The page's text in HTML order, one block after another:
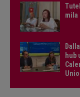
mila
hub